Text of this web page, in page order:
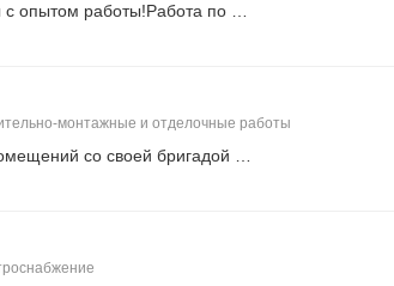
с опытом работы!Работа по …
монтажные и отделочные работы
со своей бригадой …